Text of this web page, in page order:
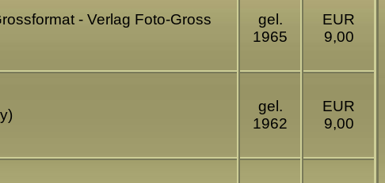
- Verlag Foto-Gross
gel.
1965
EUR
9,00
gel.
1962
EUR
9,00